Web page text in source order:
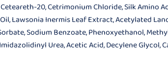
20, Cetrimonium Chloride, Silk Amino
Lawsonia Inermis Leaf Extract, Acetylated
Sodium Benzoate, Phenoxyethanol,
Urea, Acetic Acid, Decylene Glycol,